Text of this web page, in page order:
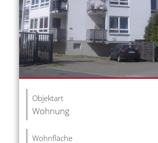
Objektart
Wohnung
Wohnfläche